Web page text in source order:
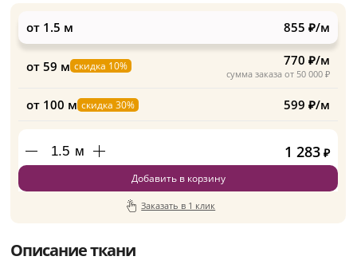
от 1.5 м 855 ₽/м
от 59 м скидка 10%
сумма заказа от 50 000 ₽
770 ₽/м
от 100 м скидка 30% 599 ₽/м
м 1 283 ₽
Добавить в корзину
Заказать в 1 клик
Описание ткани